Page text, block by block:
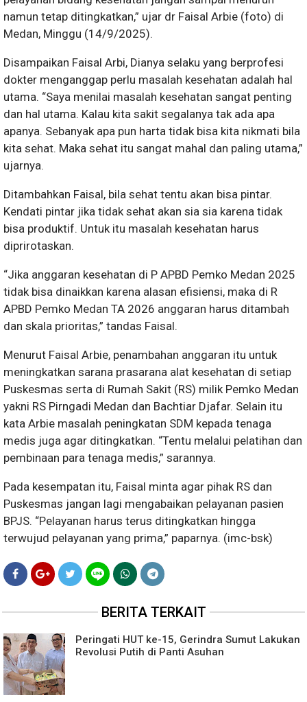
namun tetap ditingkatkan,” ujar dr Faisal Arbie (foto) di
Medan, Minggu (14/9/2025).
Disampaikan Faisal Arbi, Dianya selaku yang berprofesi
dokter menganggap perlu masalah kesehatan adalah hal
utama. “Saya menilai masalah kesehatan sangat penting
dan hal utama. Kalau kita sakit segalanya tak ada apa
apanya. Sebanyak apa pun harta tidak bisa kita nikmati bila
kita sehat. Maka sehat itu sangat mahal dan paling utama,”
ujarnya.
Ditambahkan Faisal, bila sehat tentu akan bisa pintar.
Kendati pintar jika tidak sehat akan sia sia karena tidak
bisa produktif. Untuk itu masalah kesehatan harus
diprirotaskan.
“Jika anggaran kesehatan di P APBD Pemko Medan 2025
tidak bisa dinaikkan karena alasan efisiensi, maka di R
APBD Pemko Medan TA 2026 anggaran harus ditambah
dan skala prioritas,” tandas Faisal.
Menurut Faisal Arbie, penambahan anggaran itu untuk
meningkatkan sarana prasarana alat kesehatan di setiap
Puskesmas serta di Rumah Sakit (RS) milik Pemko Medan
yakni RS Pirngadi Medan dan Bachtiar Djafar. Selain itu
kata Arbie masalah peningkatan SDM kepada tenaga
medis juga agar ditingkatkan. “Tentu melalui pelatihan dan
pembinaan para tenaga medis,” sarannya.
Pada kesempatan itu, Faisal minta agar pihak RS dan
Puskesmas jangan lagi mengabaikan pelayanan pasien
BPJS. “Pelayanan harus terus ditingkatkan hingga
terwujud pelayanan yang prima,” paparnya. (imc-bsk)
BERITA TERKAIT
Peringati HUT ke-15, Gerindra Sumut Lakukan
Revolusi Putih di Panti Asuhan